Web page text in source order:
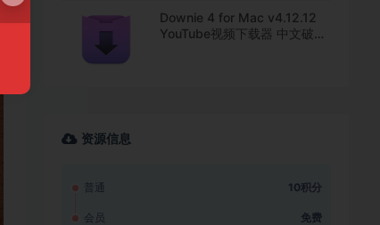
Downie 4 for Mac v4.12.12
YouTube视频下载器 中文破解
资源信息
普通 10积分
会员 免费